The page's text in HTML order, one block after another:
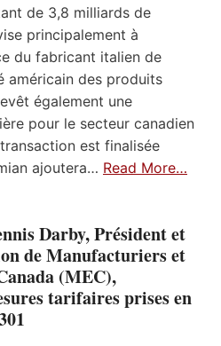
de 3,8 milliards de
principalement à
du fabricant italien de
américain des produits
également une
pour le secteur canadien
est finalisée
ajoutera… Read More…
Darby, Président et
de Manufacturiers et
(MEC),
tarifaires prises en